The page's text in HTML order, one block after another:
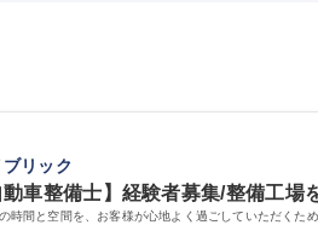
リック
動車整備士】経験者募集/整備工
時間と空間を、お客様が心地よく過ごしていただくた